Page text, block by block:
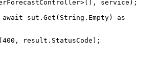
service);